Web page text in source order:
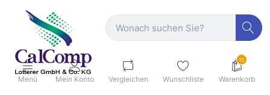
Menü Mein Konto Vergleichen Wunschliste
10
Warenkorb